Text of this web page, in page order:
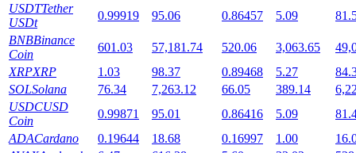
การล็อค BTR
การลงทุนพิเศษสำหรับผู้ถือ BTR
USDTTether
USDt
0.99919 95.06 0.86457 5.09
BNBBinance
Coin
601.03 57,181.74 520.06 3,063.65
XRPXRP 1.03 98.37 0.89468 5.27
SOLSolana 76.34 7,263.12 66.05 389.14
USDCUSD
Coin
0.99871 95.01 0.86416 5.09
ADACardano 0.19644 18.68 0.16997 1.00